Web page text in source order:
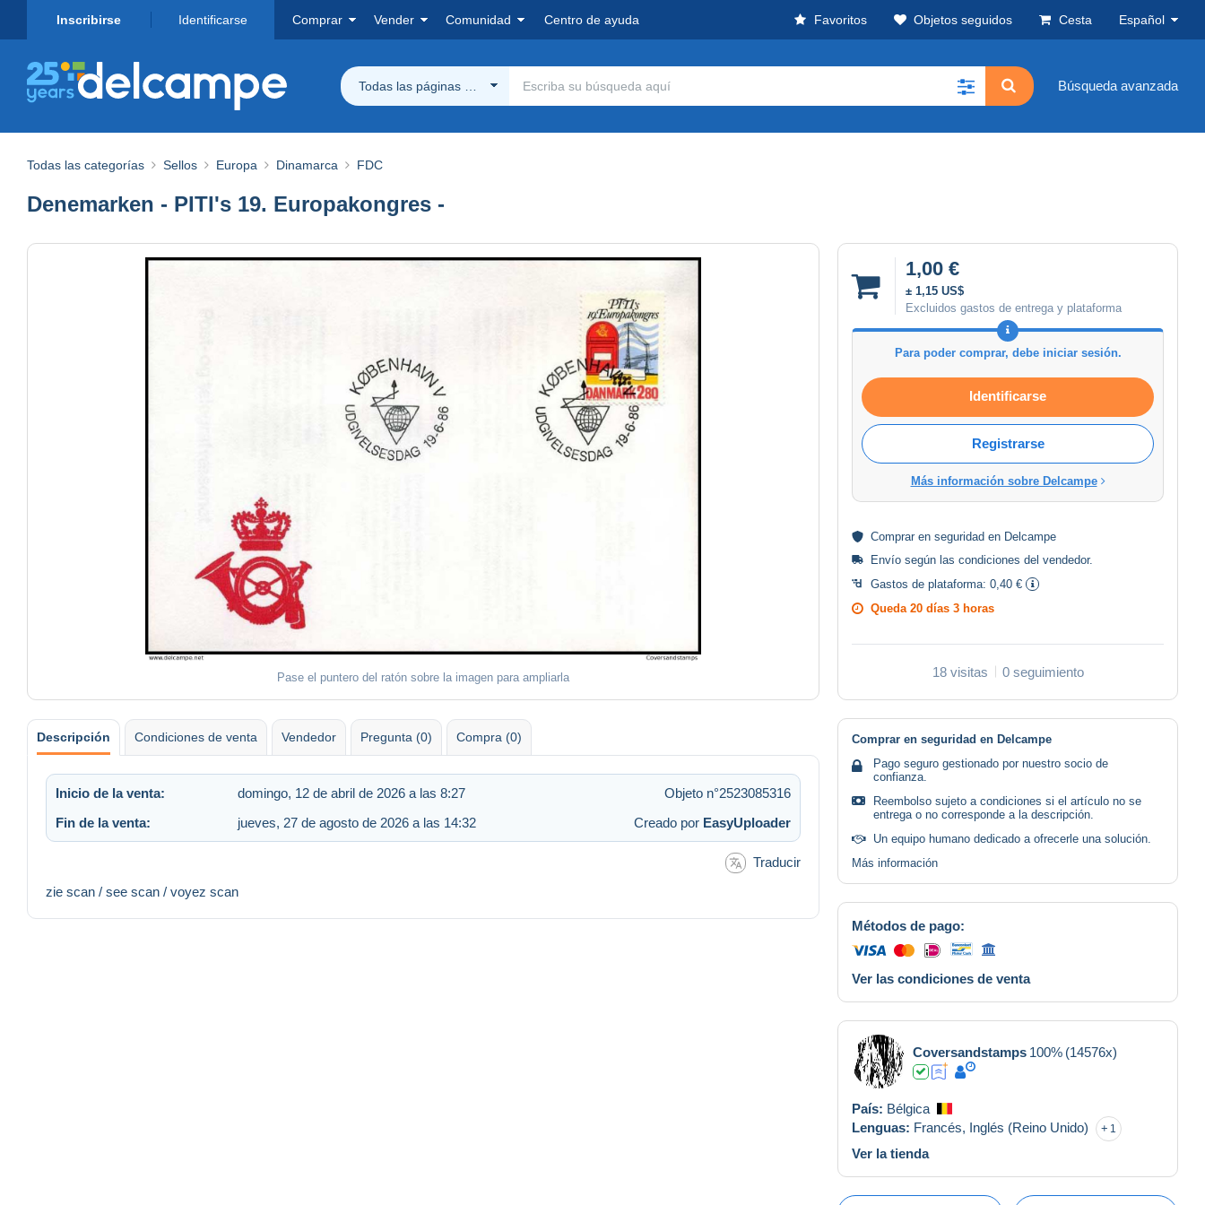
Inscribirse Identificarse Comprar Vender Comunidad Centro de ayuda Favoritos Objetos seguidos Cesta Español
Todas las páginas Delcampe Búsqueda avanzada
Todas las categorías Sellos Europa Dinamarca FDC
Denemarken - PITI's 19. Europakongres -
Pase el puntero del ratón sobre la imagen para ampliarla
1,00 €
± 1,15 US$
Excluidos gastos de entrega y plataforma
Para poder comprar, debe iniciar sesión.
Identificarse
Registrarse
Más información sobre Delcampe
Comprar en seguridad en Delcampe
Envío según las condiciones del vendedor.
Gastos de plataforma: 0,40 €
Queda 20 días 3 horas
18 visitas 0 seguimiento
Descripción Condiciones de venta Vendedor Pregunta (0) Compra (0)
Inicio de la venta: domingo, 12 de abril de 2026 a las 8:27
Objeto n°2523085316
Fin de la venta:
jueves, 27 de agosto de 2026 a las 14:32 Creado por EasyUploader
Traducir
zie scan / see scan / voyez scan
Comprar en seguridad en Delcampe
Pago seguro gestionado por nuestro socio de
confianza.
Reembolso sujeto a condiciones si el artículo no se
entrega o no corresponde a la descripción.
Un equipo humano dedicado a ofrecerle una solución.
Más información
Métodos de pago:
Ver las condiciones de venta
Coversandstamps 100% (14576x)
País: Bélgica
Lenguas: Francés, Inglés (Reino Unido) 1
Ver la tienda